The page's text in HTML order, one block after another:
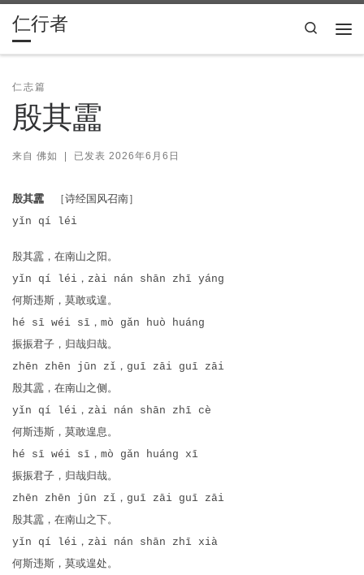
Skip to content
仁行者 Search
仁志篇
殷其靁
来自 佛如 已发表 2026年6月6日
殷其靁 ［诗经国风召南］
yǐn qí léi
殷其靁，在南山之阳。
yǐn qí léi，zài nán shān zhī yáng
何斯违斯，莫敢或遑。
hé sī wéi sī，mò gǎn huò huáng
振振君子，归哉归哉。
zhēn zhēn jūn zǐ，guī zāi guī zāi
殷其靁，在南山之侧。
yǐn qí léi，zài nán shān zhī cè
何斯违斯，莫敢遑息。
hé sī wéi sī，mò gǎn huáng xī
振振君子，归哉归哉。
zhēn zhēn jūn zǐ，guī zāi guī zāi
殷其靁，在南山之下。
yǐn qí léi，zài nán shān zhī xià
何斯违斯，莫或遑处。